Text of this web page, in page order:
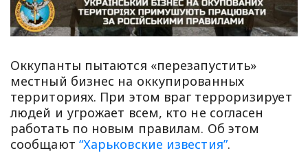
Оккупанты пытаются «перезапустить»
местный бизнес на оккупированных
территориях. При этом враг терроризирует
людей и угрожает всем, кто не согласен
работать по новым правилам. Об этом
сообщают “Харьковские известия”.